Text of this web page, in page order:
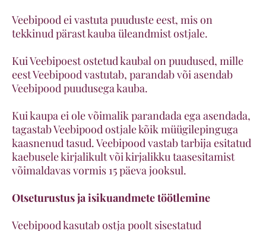
Veebipood ei vastuta puuduste eest, mis on
tekkinud pärast kauba üleandmist ostjale.
Kui Veebipoest ostetud kaubal on puudused, mille
eest Veebipood vastutab, parandab või asendab
Veebipood puudusega kauba.
Kui kaupa ei ole võimalik parandada ega asendada,
tagastab Veebipood ostjale kõik müügilepinguga
kaasnenud tasud. Veebipood vastab tarbija esitatud
kaebusele kirjalikult või kirjalikku taasesitamist
võimaldavas vormis 15 päeva jooksul.
Otseturustus ja isikuandmete töötlemine
Veebipood kasutab ostja poolt sisestatud